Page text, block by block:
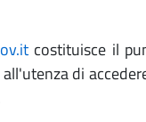
costituisce il
di